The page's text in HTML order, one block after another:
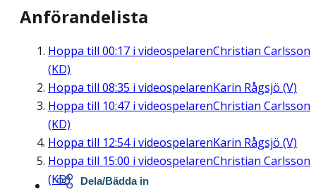
Anförandelista
Hoppa till 00:17 i videospelarenChristian Carlsson
(KD)
Hoppa till 08:35 i videospelarenKarin Rågsjö (V)
Hoppa till 10:47 i videospelarenChristian Carlsson
(KD)
Hoppa till 12:54i videospelarenKarin Rågsjö (V)
Hoppa till 15:00 i videospelarenChristian Carlsson
(KD)
Dela/Bädda in